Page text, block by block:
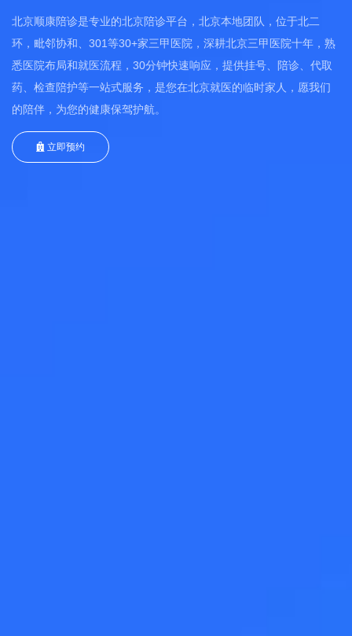
北京顺康陪诊是专业的北京陪诊平台，北京本地团队，位于北二
环，毗邻协和、301等30+家三甲医院，深耕北京三甲医院十年，熟
悉医院布局和就医流程，30分钟快速响应，提供挂号、陪诊、代取
药、检查陪护等一站式服务，是您在北京就医的临时家人，愿我们
的陪伴，为您的健康保驾护航。
立即预约